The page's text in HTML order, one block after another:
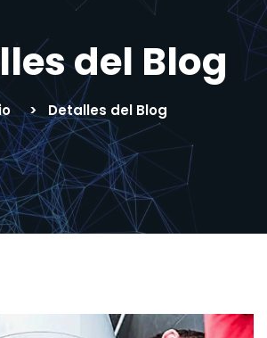
del Blog
Detalles del Blog